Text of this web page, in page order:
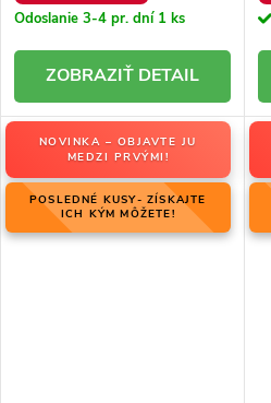
Odoslanie 3-4 pr. dní 1 ks
DETAIL
NOVINKA – OBJAVTE JU
MEDZI PRVÝMI!
POSLEDNÉ KUSY- ZÍSKAJTE
ICH KÝM MÔŽETE!